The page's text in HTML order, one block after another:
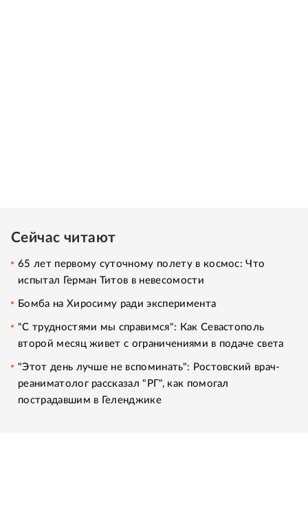
Сейчас читают
65 лет первому суточному полету в космос: Что
испытал Герман Титов в невесомости
Бомба на Хиросиму ради эксперимента
"С трудностями мы справимся": Как Севастополь
второй месяц живет с ограничениями в подаче света
"Этот день лучше не вспоминать": Ростовский врач-
реаниматолог рассказал "РГ", как помогал
пострадавшим в Геленджике